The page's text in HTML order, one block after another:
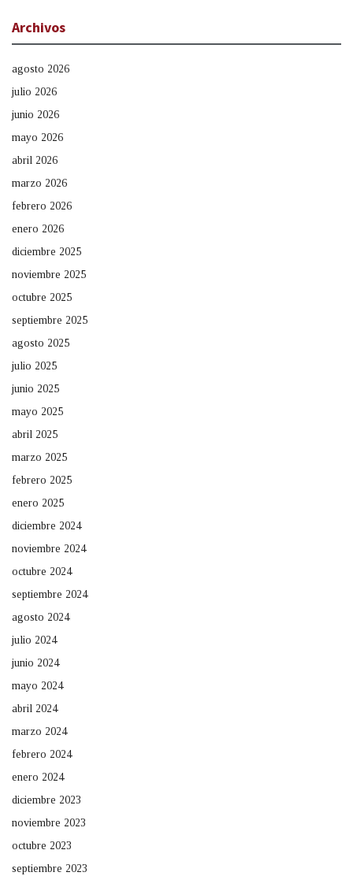
Archivos
agosto 2026
julio 2026
junio 2026
mayo 2026
abril 2026
marzo 2026
febrero 2026
enero 2026
diciembre 2025
noviembre 2025
octubre 2025
septiembre 2025
agosto 2025
julio 2025
junio 2025
mayo 2025
abril 2025
marzo 2025
febrero 2025
enero 2025
diciembre 2024
noviembre 2024
octubre 2024
septiembre 2024
agosto 2024
julio 2024
junio 2024
mayo 2024
abril 2024
marzo 2024
febrero 2024
enero 2024
diciembre 2023
noviembre 2023
octubre 2023
septiembre 2023